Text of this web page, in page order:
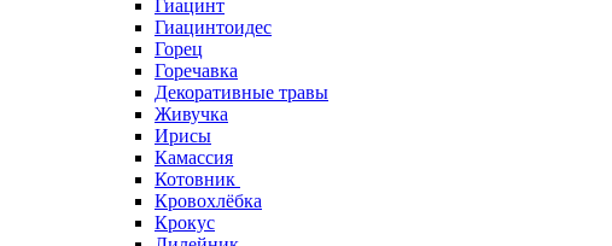
Гиацинт
Гиацинтоидес
Горец
Горечавка
Декоративные травы
Живучка
Ирисы
Камассия
Котовник
Кровохлёбка
Крокус